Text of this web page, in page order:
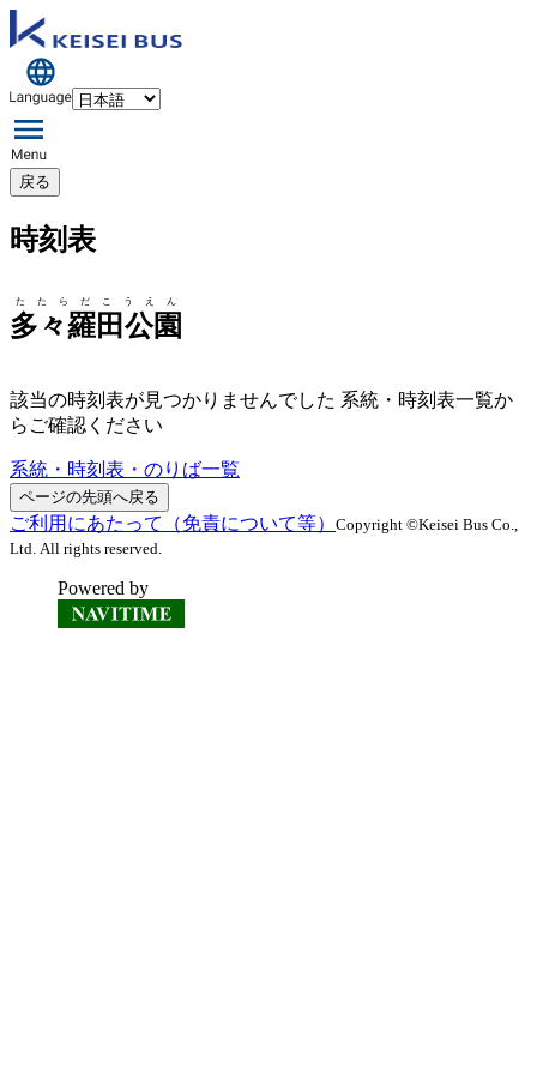
戻る
時刻表
多々羅田公園
たたらだこうえん
該当の時刻表が見つかりませんでした 系統・時刻表一覧か
らご確認ください
系統・時刻表・のりば一覧
ページの先頭へ戻る
ご利用にあたって（免責について等） Copyright ©Keisei Bus Co.,
Ltd. All rights reserved.
Powered by